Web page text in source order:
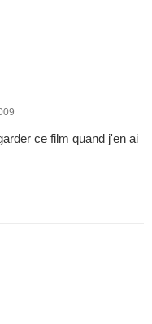
ce film quand j'en ai